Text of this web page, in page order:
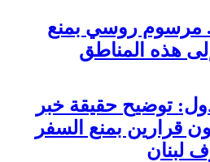
مرسوم روسي بمنع
هذه المناطق
توضيح حقيقة خبر
قرارين بمنع السفر
لبنان